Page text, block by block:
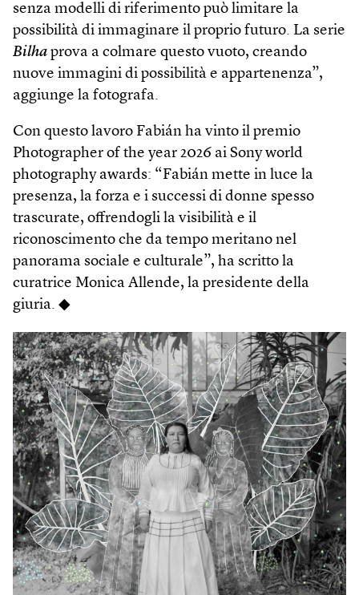
senza modelli di riferimento può limitare la
possibilità di immaginare il proprio futuro. La serie
Bilha prova a colmare questo vuoto, creando
nuove immagini di possibilità e appartenenza”,
aggiunge la fotografa.
Con questo lavoro Fabián ha vinto il premio
Photographer of the year 2026 ai Sony world
photography awards: “Fabián mette in luce la
presenza, la forza e i successi di donne spesso
trascurate, offrendogli la visibilità e il
riconoscimento che da tempo meritano nel
panorama sociale e culturale”, ha scritto la
curatrice Monica Allende, la presidente della
giuria. ◆